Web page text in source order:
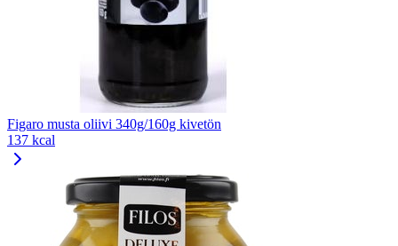
Figaro musta oliivi 340g/160g kivetön
137 kcal